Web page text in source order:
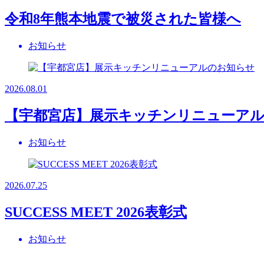
令和8年熊本地震で被災された皆様へ
お知らせ
2026.08.01
【宇都宮店】展示キッチンリニューア
お知らせ
2026.07.25
SUCCESS MEET 2026表彰式
お知らせ